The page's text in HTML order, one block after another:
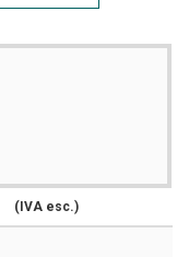
(IVA esc.)